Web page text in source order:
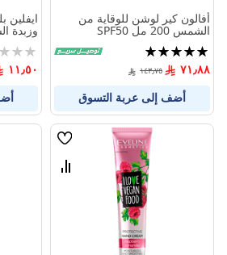
أفالون كير لوشن للوقاية من
الشمس 200 مل SPF50
تقييم:
100%
٧١٫٨٨ ١٤٣٫٧٥
أضف إلى عربة التسوق
ايفلين
وزبدة
Rating:
0%
١١٫٥٠
قائمة
قارن